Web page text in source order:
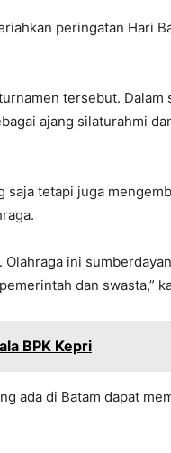
peringatan Hari
tersebut. Dalam
ajang silaturahmi
saja tetapi juga
ini
dan swasta,”
BPK Kepri
ada di Batam dapat